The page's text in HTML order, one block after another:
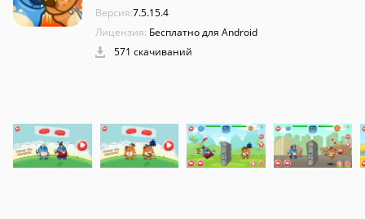
Версия:7.5.15.4
Лицензия: Бесплатно для Android
571 скачиваний